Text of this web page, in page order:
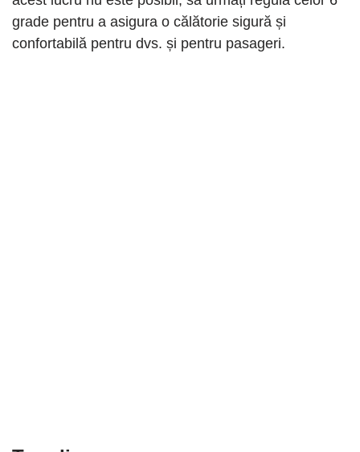
grade pentru a asigura o călătorie sigură și
confortabilă pentru dvs. și pentru pasageri.